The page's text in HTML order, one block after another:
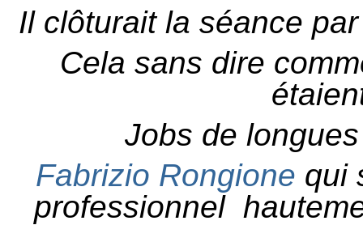
Il clôturait la séance
Cela sans dire
Jobs de
Fabrizio Rongione qui
professionnel